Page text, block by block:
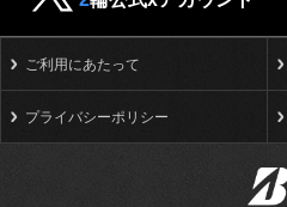
ご利用にあたって
プライバシーポリシー